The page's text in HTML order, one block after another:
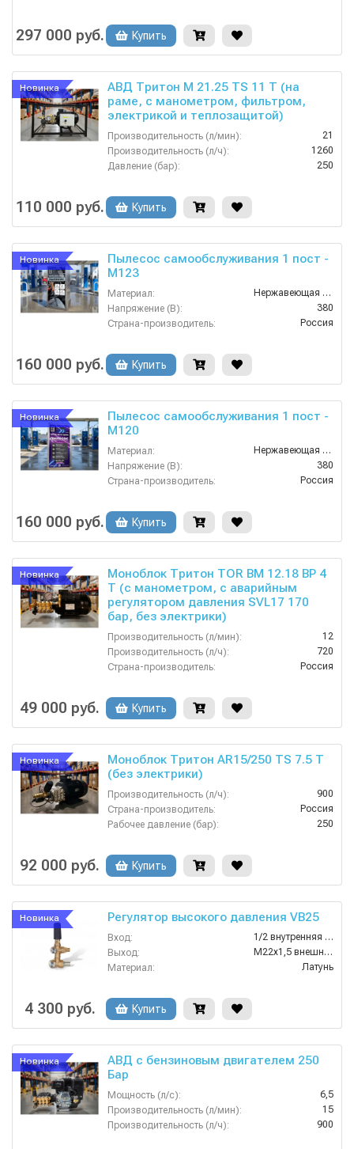
297 000 руб. Купить
Новинка
АВД Тритон M 21.25 TS 11 T (на
раме, с манометром, фильтром,
электрикой и теплозащитой)
Производительность (л/мин):
21
Производительность (л/ч):
1260
Давление (бар):
250
Страна-производитель:
110 000 руб. Купить
Новинка
Пылесос самообслуживания 1 пост -
М123
Материал:
Нержавеющая Сталь
Напряжение (В):
380
Страна-производитель:
Россия
160 000 руб. Купить
Новинка
Пылесос самообслуживания 1 пост -
М120
Материал:
Нержавеющая Сталь
Напряжение (В):
380
Страна-производитель:
Россия
160 000 руб. Купить
Новинка
Моноблок Тритон TOR ВМ 12.18 ВР 4
Т (с манометром, с аварийным
регулятором давления SVL17 170
бар, без электрики)
Производительность (л/мин):
12
Производительность (л/ч):
720
Страна-производитель:
Россия
Мощность (кВт):
49 000 руб. Купить
Новинка
Моноблок Тритон AR15/250 TS 7.5 T
(без электрики)
Производительность (л/ч):
900
Страна-производитель:
Россия
Рабочее давление (бар):
250
Электропитание (В):
92 000 руб. Купить
Новинка Регулятор высокого давления VB25
Вход:
1/2 внутренняя резьба
Выход:
M22х1,5 внешняя резьба
Материал:
Латунь
Давление (бар):
4 300 руб. Купить
Новинка
АВД с бензиновым двигателем 250
Бар
Мощность (л/с):
6,5
Производительность (л/мин):
15
Производительность (л/ч):
900